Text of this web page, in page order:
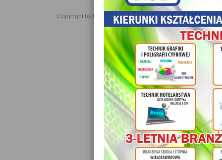
Copyright by Daniel JabĹoĹski 2006-2021. All rights